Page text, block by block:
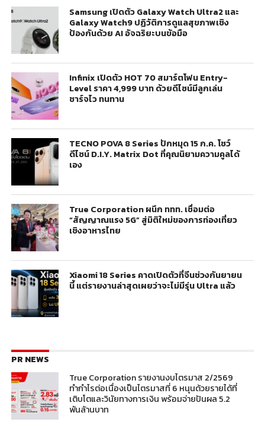
Samsung เปิดตัว Galaxy Watch Ultra2 และ
Galaxy Watch9 ปฏิวัติการดูแลสุขภาพเชิง
ป้องกันด้วย AI อัจฉริยะบนข้อมือ
Infinix เปิดตัว HOT 70 สมาร์ตโฟน Entry-
Level ราคา 4,999 บาท ด้วยดีไซน์มีลูกเล่น
ชาร์จไว ทนทาน
TECNO POVA 8 Series ปักหมุด 15 ก.ค. โชว์
ดีไซน์ D.I.Y. Matrix Dot ที่คุณนิยามความคูลได้
เอง
True Corporation ผนึก ททท. เชื่อมต่อ
“สัญญาณแรง 5G” สู่มิติใหม่ของการท่องเที่ยว
เชิงอาหารไทย
Xiaomi 18 Series คาดเปิดตัวที่จีนช่วงกันยายน
นี้ แต่รายงานล่าสุดเผยว่าจะไม่มีรุ่น Ultra แล้ว
PR NEWS
True Corporation รายงานงบไตรมาส 2/2569
ทำกำไรต่อเนื่องเป็นไตรมาสที่ 6 หนุนด้วยรายได้ที่
เติบโตและวินัยทางการเงิน พร้อมจ่ายปันผล 5.2
พันล้านบาท